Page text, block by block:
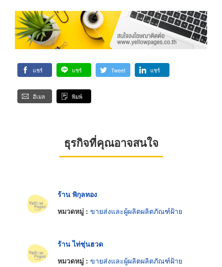
แชร์ แชร์ Tweet แชร์
อีเมล พิมพ์
ธุรกิจที่คุณอาจสนใจ
ร้าน พิกุลทอง
หมวดหมู่ : ขายส่งและผู้ผลิตผลิตภัณฑ์ฝ้าย
ร้าน ไท่ชุ่นฮวด
หมวดหมู่ : ขายส่งและผู้ผลิตผลิตภัณฑ์ฝ้าย